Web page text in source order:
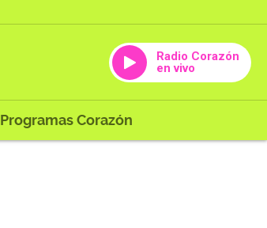
Radio Corazón
en vivo
Programas Corazón